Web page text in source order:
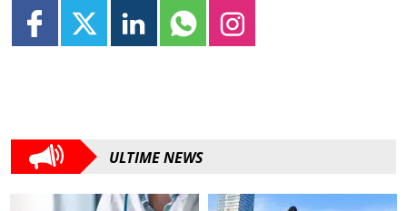
ULTIME NEWS